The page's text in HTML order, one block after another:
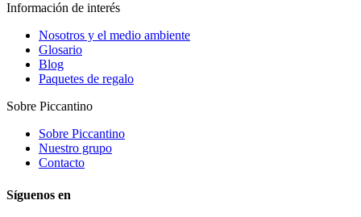
Información de interés
Nosotros y el medio ambiente
Glosario
Blog
Paquetes de regalo
Sobre Piccantino
Sobre Piccantino
Nuestro grupo
Contacto
Síguenos en